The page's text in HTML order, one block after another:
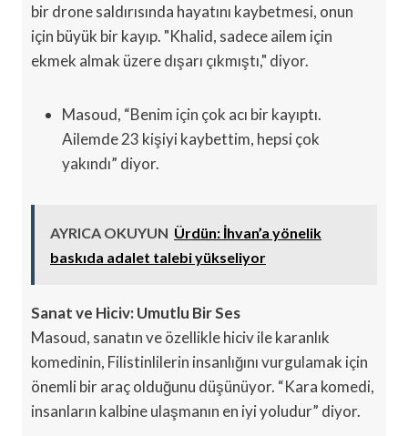
bir drone saldırısında hayatını kaybetmesi, onun
için büyük bir kayıp. "Khalid, sadece ailem için
ekmek almak üzere dışarı çıkmıştı," diyor.
Masoud, “Benim için çok acı bir kayıptı.
Ailemde 23 kişiyi kaybettim, hepsi çok
yakındı” diyor.
AYRICA OKUYUN Ürdün: İhvan’a yönelik
baskıda adalet talebi yükseliyor
Sanat ve Hiciv: Umutlu Bir Ses
Masoud, sanatın ve özellikle hiciv ile karanlık
komedinin, Filistinlilerin insanlığını vurgulamak için
önemli bir araç olduğunu düşünüyor. “Kara komedi,
insanların kalbine ulaşmanın en iyi yoludur” diyor.